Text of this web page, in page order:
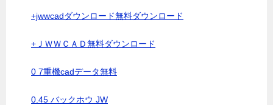
+jwwcadダウンロード無料ダウンロード
+ＪＷＷＣＡＤ無料ダウンロード
0 7重機cadデータ無料
0.45 バックホウ JW